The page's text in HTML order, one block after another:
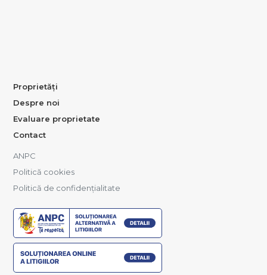
Proprietăți
Despre noi
Evaluare proprietate
Contact
ANPC
Politică cookies
Politică de confidențialitate